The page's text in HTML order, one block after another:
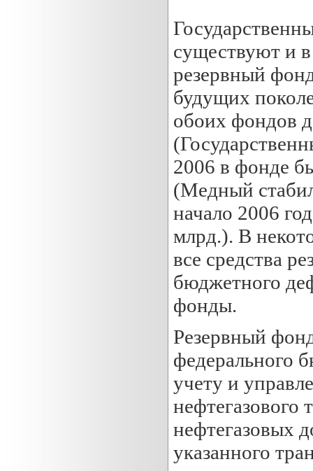
существуют и
резервный
будущих
обоих фондов
2006 в фонде
(Медный
начало 2006
млрд.). В
все средства
бюджетного
фонды.
Резервный
федерального
учету и
нефтегазового
нефтегазовых
указанного